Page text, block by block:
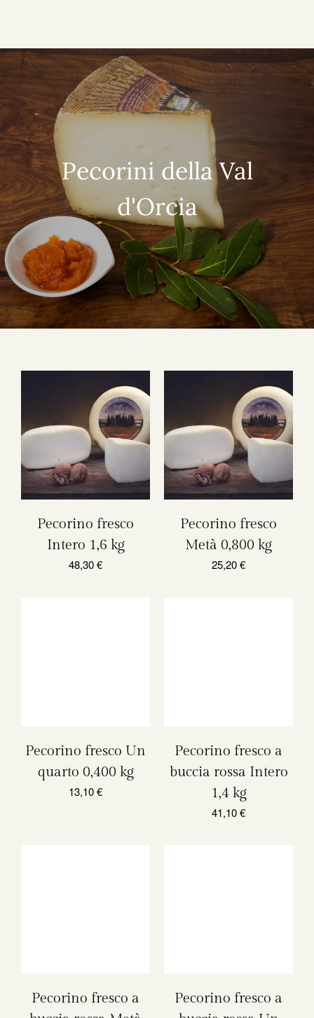
Pecorini della Val
d'Orcia
Pecorino fresco
Intero 1,6 kg
48,30€
Pecorino fresco
Metà 0,800 kg
25,20€
Pecorino fresco Un
quarto 0,400 kg
13,10€
Pecorino fresco a
buccia rossa Intero
1,4 kg
41,10€
Pecorino fresco a
Pecorino fresco a